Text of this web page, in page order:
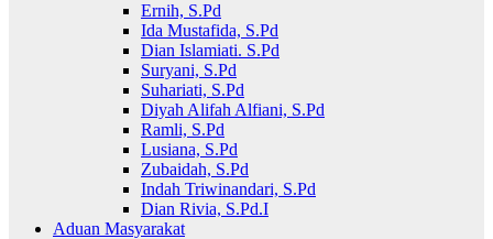
Ernih, S.Pd
Ida Mustafida, S.Pd
Dian Islamiati. S.Pd
Suryani, S.Pd
Suhariati, S.Pd
Diyah Alifah Alfiani, S.Pd
Ramli, S.Pd
Lusiana, S.Pd
Zubaidah, S.Pd
Indah Triwinandari, S.Pd
Dian Rivia, S.Pd.I
Aduan Masyarakat